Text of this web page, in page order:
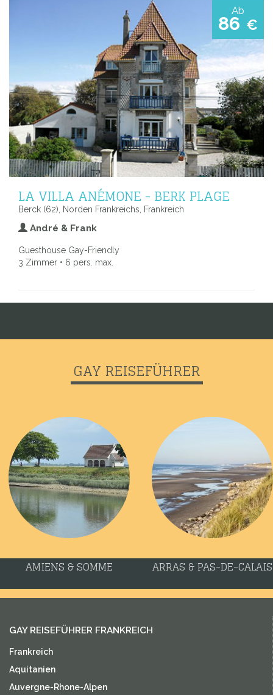
Ab
86 €
LA VILLA ANÉMONE - BERK PLAGE
Berck (62), Norden Frankreichs, Frankreich
André & Frank
Guesthouse Gay-Friendly
3 Zimmer • 6 pers. max.
GAY REISEFÜHRER
AMIENS & SOMME ARRAS & PAS-DE-CALAIS
GAY REISEFÜHRER FRANKREICH
Frankreich
Aquitanien
Auvergne-Rhone-Alpen